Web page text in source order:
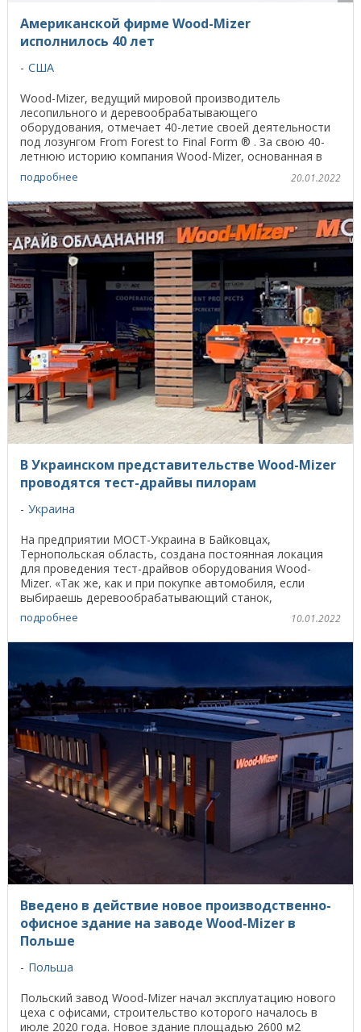
Американской фирме Wood-Mizer
исполнилось 40 лет
США
Wood-Mizer, ведущий мировой производитель
лесопильного и деревообрабатывающего
оборудования, отмечает 40-летие своей деятельности
под лозунгом From Forest to Final Form ® . За свою 40-
летнюю историю компания Wood-Mizer, основанная в
Соединенных ...
подробнее 20.01.2022
В Украинском представительстве Wood-Mizer
проводятся тест-драйвы пилорам
Украина
На предприятии МОСТ-Украина в Байковцах,
Тернопольская область, создана постоянная локация
для проведения тест-драйвов оборудования Wood-
Mizer. «Так же, как и при покупке автомобиля, если
выбираешь деревообрабатывающий станок,
достаточно важно ...
подробнее 10.01.2022
Введено в действие новое производственно-
офисное здание на заводе Wood-Mizer в
Польше
Польша
Польский завод Wood-Mizer начал эксплуатацию нового
цеха с офисами, строительство которого началось в
июле 2020 года. Новое здание площадью 2600 м2